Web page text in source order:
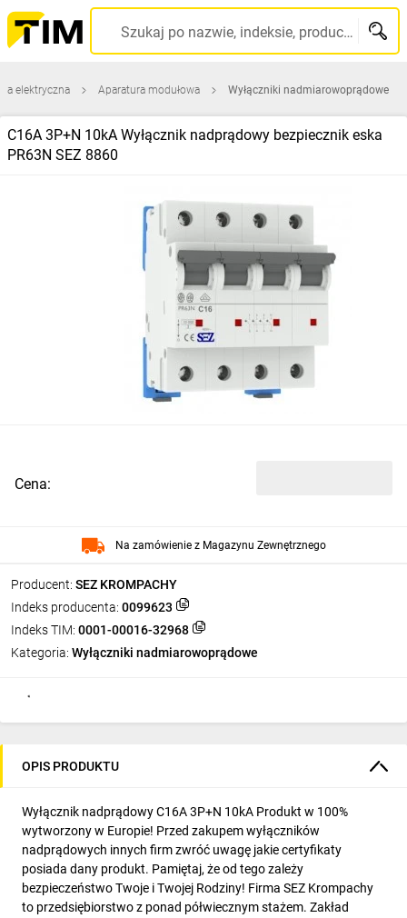
Szukaj po nazwie, indeksie, producencie, kodzie kreskowym...
elektryczna Aparatura modułowa Wyłączniki nadmiarowoprądowe
C16A 3P+N 10kA Wyłącznik nadprądowy bezpiecznik eska
PR63N SEZ 8860
Producent: SEZ KROMPACHY
Indeks producenta: 0099623
Indeks TIM: 0001-00016-32968
Kategoria: Wyłączniki nadmiarowoprądowe
Cena:
Na zamówienie z Magazynu Zewnętrznego
OPIS PRODUKTU
Wyłącznik nadprądowy C16A 3P+N 10kA Produkt w 100%
wytworzony w Europie! Przed zakupem wyłączników
nadprądowych innych firm zwróć uwagę jakie certyfikaty
posiada dany produkt. Pamiętaj, że od tego zależy
bezpieczeństwo Twoje i Twojej Rodziny! Firma SEZ Krompachy
to przedsiębiorstwo z ponad półwiecznym stażem. Zakład